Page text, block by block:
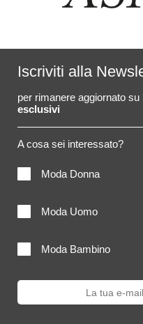
Iscriviti alla
per rimanere aggiornato su
esclusivi
A cosa sei interessato?
Moda Donna
Moda Uomo
Moda Bambino